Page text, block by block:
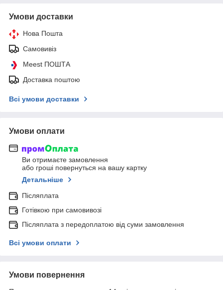
Умови доставки
Нова Пошта
Самовивіз
Meest ПОШТА
Доставка поштою
Всі умови доставки
Умови оплати
Ви отримаєте замовлення
або гроші повернуться на вашу картку
Детальніше
Післяплата
Готівкою при самовивозі
Післяплата з передоплатою від суми замовлення
Всі умови оплати
Умови повернення